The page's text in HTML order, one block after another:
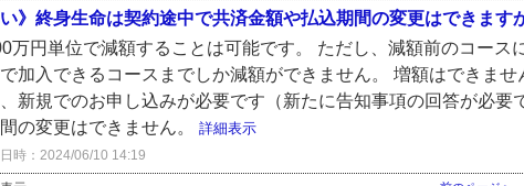
い》終身生命は契約途中で共済金額や払込期間の変更はできます
万円単位で減額することは可能です。 ただし、減額前のコース
加入できるコースまでしか減額ができません。 増額はできませ
新規でのお申し込みが必要です（新たに告知事項の回答が必要
の変更はできません。 詳細表示
時：2024/06/10 14:19